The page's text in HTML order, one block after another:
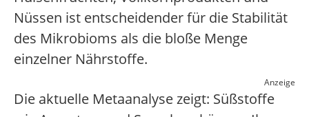
Nüssen ist entscheidender für die Stabilität
des Mikrobioms als die bloße Menge
einzelner Nährstoffe.
Anzeige
Die aktuelle Metaanalyse zeigt: Süßstoffe